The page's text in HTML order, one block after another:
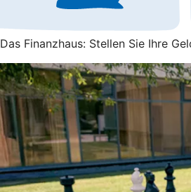
Das Finanzhaus: Stellen Sie Ihre